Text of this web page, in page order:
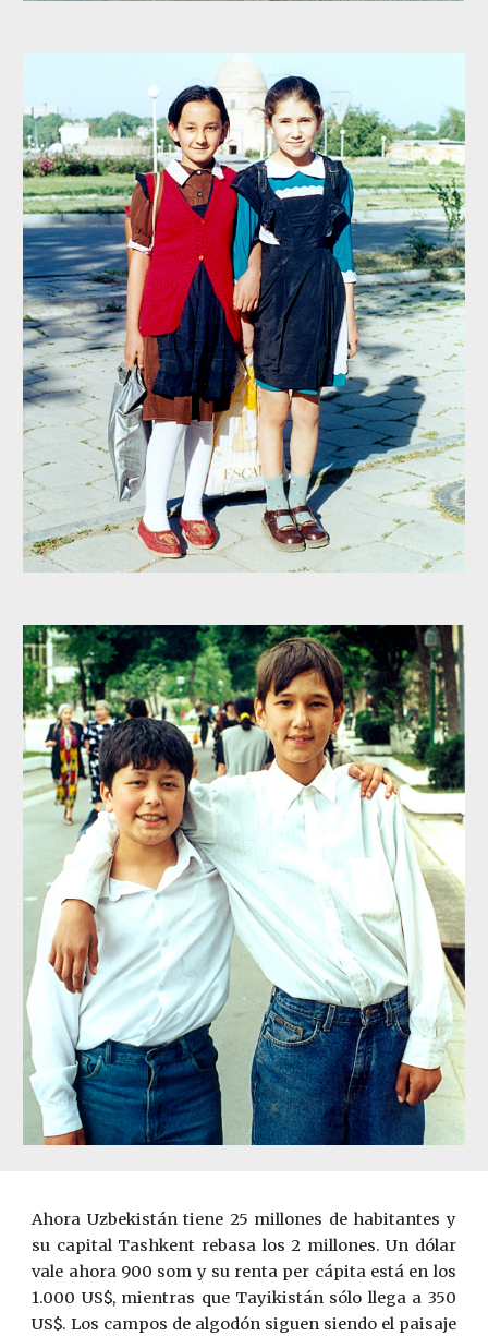
Ahora Uzbekistán tiene 25 millones de habitantes y
su capital Tashkent rebasa los 2 millones. Un dólar
vale ahora 900 som y su renta per cápita está en los
1.000 US$, mientras que Tayikistán sólo llega a 350
US$. Los campos de algodón siguen siendo el paisaje